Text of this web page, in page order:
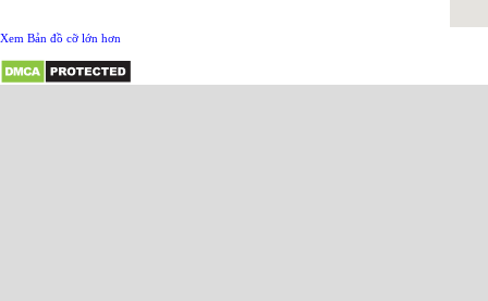
Xem Bản đồ cỡ lớn hơn